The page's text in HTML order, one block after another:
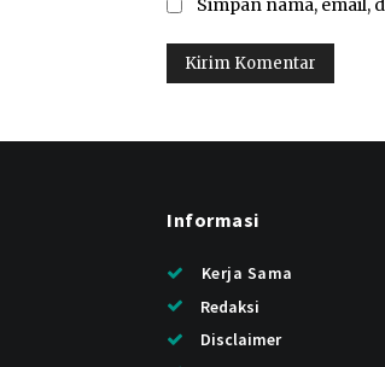
Simpan nama, email,
Informasi
Kerja Sama
Redaksi
Disclaimer